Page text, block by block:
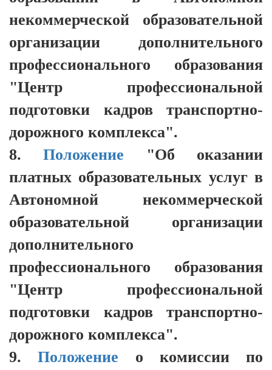
некоммерческой образовательной
организации дополнительного
профессионального образования
"Центр профессиональной
подготовки кадров транспортно-
дорожного комплекса".
8.Положение "Об оказании
платных образовательных услуг в
Автономной некоммерческой
образовательной организации
дополнительного
профессионального образования
"Центр профессиональной
подготовки кадров транспортно-
дорожного комплекса".
9.Положение о комиссии по